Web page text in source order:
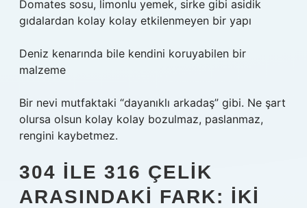
Domates sosu, limonlu yemek, sirke gibi asidik
gıdalardan kolay kolay etkilenmeyen bir yapı
Deniz kenarında bile kendini koruyabilen bir
malzeme
Bir nevi mutfaktaki “dayanıklı arkadaş” gibi. Ne şart
olursa olsun kolay kolay bozulmaz, paslanmaz,
rengini kaybetmez.
304 ILE 316 ÇELIK
ARASINDAKI FARK: İKI